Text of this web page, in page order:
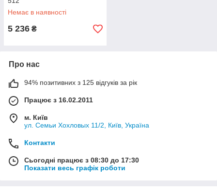
Немає в наявності
5 236 ₴
Про нас
94% позитивних з 125 відгуків за рік
Працює з 16.02.2011
м. Київ
ул. Семьи Хохловых 11/2, Київ, Україна
Контакти
Сьогодні працює з 08:30 до 17:30
Показати весь графік роботи